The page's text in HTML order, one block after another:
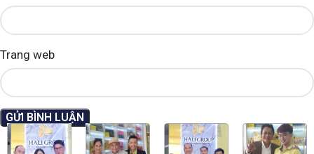
Trang web